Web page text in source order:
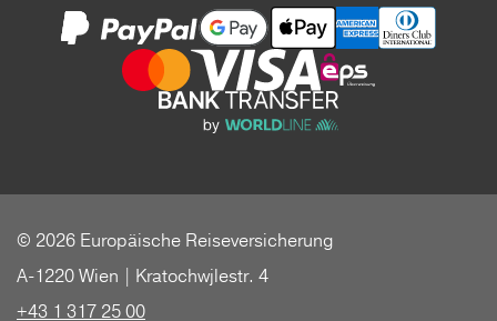
© 2026 Europäische Reiseversicherung
A-1220 Wien | Kratochwjlestr. 4
+43 1 317 25 00